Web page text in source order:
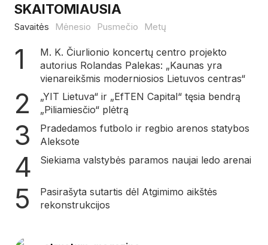
SKAITOMIAUSIA
Savaitės Mėnesio Pusmečio Metų
M. K. Čiurlionio koncertų centro projekto
autorius Rolandas Palekas: „Kaunas yra
vienareikšmis moderniosios Lietuvos centras“
„YIT Lietuva“ ir „EfTEN Capital“ tęsia bendrą
„Piliamiesčio“ plėtrą
Pradedamos futbolo ir regbio arenos statybos
Aleksote
Siekiama valstybės paramos naujai ledo arenai
Pasirašyta sutartis dėl Atgimimo aikštės
rekonstrukcijos